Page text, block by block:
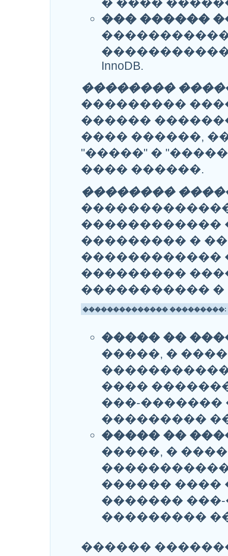
��� ������
InnoDB.
��������
���������
������
���� ������,
"�����" �
���� ������.
��������
������������
��������� �
������������
���������
����������� �
�������������� ���������:
����� ��
�����, �
����
���-�������
���������
����� ��
�����, �
������ ����
�������
���������
������